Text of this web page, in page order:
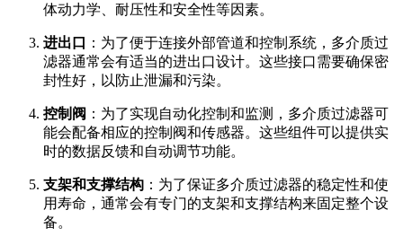
体动力学、耐压性和安全性等因素。
进出口
：为了便于连接外部管道和控制系统，多介质过
滤器通常会有适当的进出口设计。这些接口需要确保密
封性好，以防止泄漏和污染。
控制阀 ：为了实现自动化控制和监测，多介质过滤器可
能会配备相应的控制阀和传感器。这些组件可以提供实
时的数据反馈和自动调节功能。
支架和支撑结构 ：为了保证多介质过滤器的稳定性和使
用寿命，通常会有专门的支架和支撑结构来固定整个设
备。